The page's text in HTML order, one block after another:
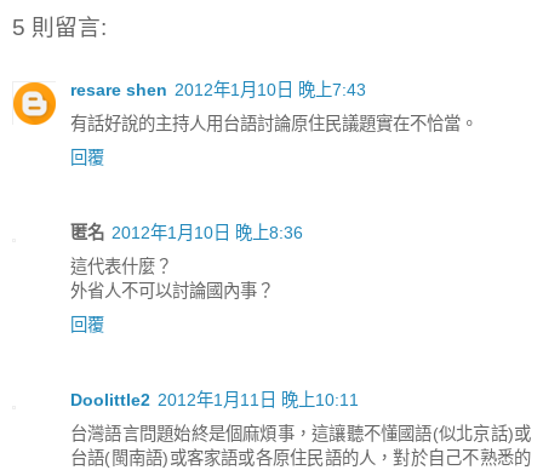
5 則留言:
resare shen 2012年1月10日 晚上7:43
有話好說的主持人用台語討論原住民議題實在不恰當。
回覆
匿名 2012年1月10日 晚上8:36
這代表什麼？
外省人不可以討論國內事？
回覆
Doolittle2 2012年1月11日 晚上10:11
台灣語言問題始終是個麻煩事，這讓聽不懂國語(似北京話)或
台語(閩南語)或客家語或各原住民語的人，對於自己不熟悉的